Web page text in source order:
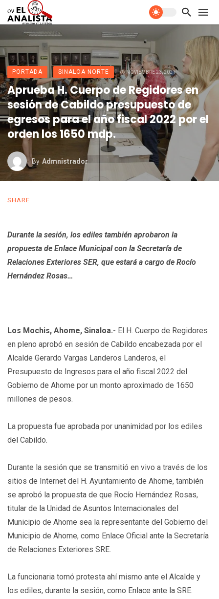
PORTADA SINALOA NORTE NOVIEMBRE 23, 2021
Aprueba H. Cuerpo de Regidores en
sesión de Cabildo presupuesto de
egresos para el año fiscal 2022 por el
orden los 1650 mdp.
By Admnistrador
SHARE
Durante la sesión, los ediles también aprobaron la
propuesta de Enlace Municipal con la Secretaría de
Relaciones Exteriores SER, que estará a cargo de Rocío
Hernández Rosas…
Los Mochis, Ahome, Sinaloa.- El H. Cuerpo de Regidores
en pleno aprobó en sesión de Cabildo encabezada por el
Alcalde Gerardo Vargas Landeros Landeros, el
Presupuesto de Ingresos para el año fiscal 2022 del
Gobierno de Ahome por un monto aproximado de 1650
millones de pesos.
La propuesta fue aprobada por unanimidad por los ediles
del Cabildo.
Durante la sesión que se transmitió en vivo a través de los
sitios de Internet del H. Ayuntamiento de Ahome, también
se aprobó la propuesta de que Rocío Hernández Rosas,
titular de la Unidad de Asuntos Internacionales del
Municipio de Ahome sea la representante del Gobierno del
Municipio de Ahome, como Enlace Oficial ante la Secretaría
de Relaciones Exteriores SRE.
La funcionaria tomó protesta ahí mismo ante el Alcalde y
los ediles, durante la sesión, como Enlace ante la SRE.